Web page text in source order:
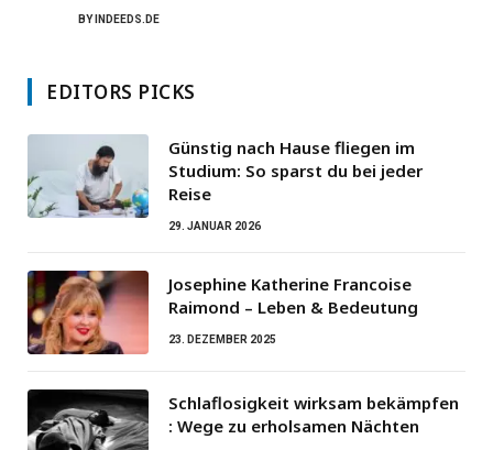
BY INDEEDS.DE
EDITORS PICKS
Günstig nach Hause fliegen im
Studium: So sparst du bei jeder
Reise
29. JANUAR 2026
Josephine Katherine Francoise
Raimond – Leben & Bedeutung
23. DEZEMBER 2025
Schlaflosigkeit wirksam bekämpfen
: Wege zu erholsamen Nächten